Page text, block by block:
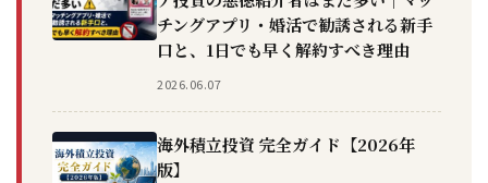
チングアプリ・婚活で勧誘される新手
口と、1日でも早く解約すべき理由
2026.06.07
海外積立投資 完全ガイド【2026年
版】